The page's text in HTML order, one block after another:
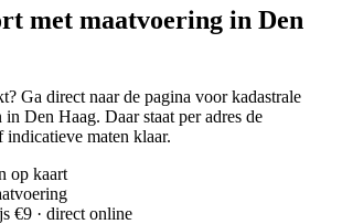
met maatvoering in Den
Ga direct naar de pagina voor kadastrale
Den Haag. Daar staat per adres de
indicatieve maten klaar.
op kaart
€9 · direct online